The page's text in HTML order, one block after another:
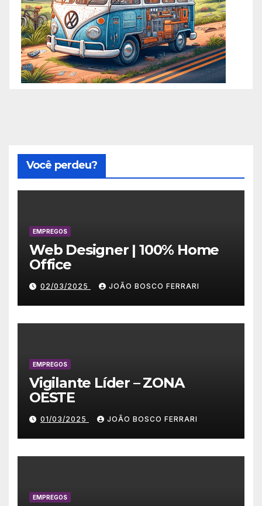
Você perdeu?
EMPREGOS
Web Designer | 100% Home
Office
02/03/2025 JOÃO BOSCO FERRARI
EMPREGOS
Vigilante Líder – ZONA
OESTE
01/03/2025 JOÃO BOSCO FERRARI
EMPREGOS